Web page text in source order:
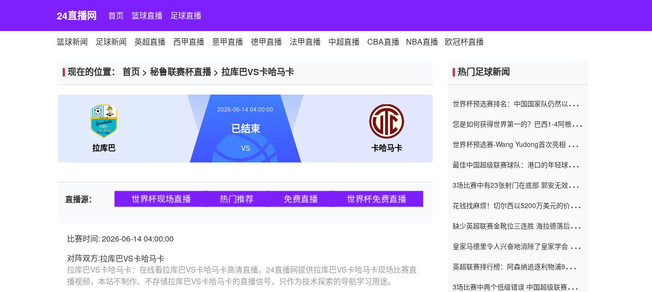
24直播网 首页 篮球直播 足球直播
篮球新闻 足球新闻 英超直播 西甲直播 意甲直播 德甲直播 法甲直播 中超直播 CBA直播 NBA直播 欧冠杯直播
现在的位置： 首页 > 秘鲁联赛杯直播> 拉库巴VS卡哈马卡
拉库巴 卡哈马卡
2026-06-14 04:00:00
已结束
VS
直播源： 世界杯现场直播 热门推荐 免费直播 世界杯免费直播
比赛时间: 2026-06-14 04:00:00
对阵双方:拉库巴VS卡哈马卡
拉库巴VS卡哈马卡：在线看拉库巴VS卡哈马卡高清直播，24直播网提供拉库巴VS卡哈马卡现场比赛直
播视频，本站不制作、不存储拉库巴VS卡哈马卡的直播信号，只作为技术探索的导航学习用途。
热门足球新闻
世界杯预选赛排名：中国国家队仍然以6分
您是如何获得世界第一的？巴西1-4阿根
世界杯预选赛-Wang Yudong首次亮相 中国
最佳中国超级联赛球队：港口的年轻球员在
（Taishan）
3场比赛中有23张射门在底部 郭安无效传球
花钱找麻烦！切尔西以5200万美元的价格
窗口
缺少英超联赛金靴位三连胜 海拉德落后6球
皇家马德里令人兴奋地消除了皇家学会 安
英超联赛排行榜：阿森纳追逐利物浦9分 曼
3场比赛中两个低级错误 中国超级联赛的前